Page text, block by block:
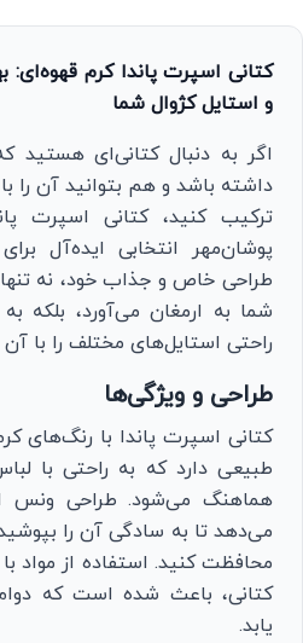
کتانی اسپرت پاندا کرم قهوه‌ای:
و استایل کژوال شما
اگر به دنبال کتانی‌ای هستید
داشته باشد و هم بتوانید آن را
ترکیب کنید، کتانی اسپرت
پوشان‌مهر انتخابی ایده‌آل
طراحی خاص و جذاب خود، نه
شما به ارمغان می‌آورد، بلکه
راحتی استایل‌های مختلف را با
طراحی و ویژگی‌ها
کتانی اسپرت پاندا با رنگ‌های
طبیعی دارد که به راحتی با
هماهنگ می‌شود. طراحی ونس
می‌دهد تا به سادگی آن را
محافظت کنید. استفاده از مواد
کتانی، باعث شده است که
یابد.